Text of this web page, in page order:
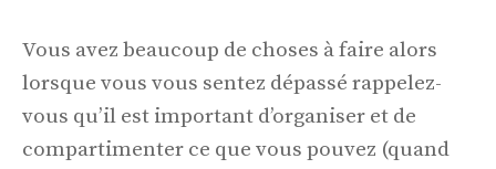
Vous avez beaucoup de choses à faire alors
lorsque vous vous sentez dépassé rappelez-
vous qu’il est important d’organiser et de
compartimenter ce que vous pouvez (quand